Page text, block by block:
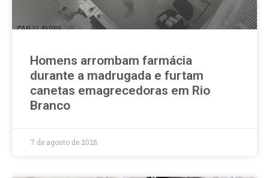
Homens arrombam farmácia
durante a madrugada e furtam
canetas emagrecedoras em Rio
Branco
7 de agosto de 2026